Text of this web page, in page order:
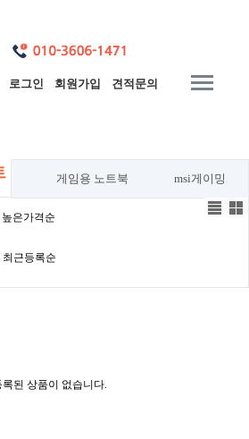
로그인 회원가입 견적문의
게임용 노트북 msi게이밍
높은가격순
최근등록순
록된 상품이 없습니다.